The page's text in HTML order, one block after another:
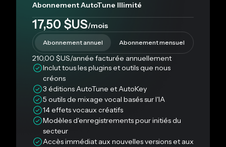
Abonnement AutoTune Illimité
17,50 $US/mois
Abonnement annuel Abonnement mensuel
210,00 $US/année facturée annuellement
Inclut tous les plugins et outils que nous
créons
3 éditions AutoTune et AutoKey
5 outils de mixage vocal basés sur l'IA
14 effets vocaux créatifs
Modèles d'enregistrements pour initiés du
secteur
Accès immédiat aux nouvelles versions et aux